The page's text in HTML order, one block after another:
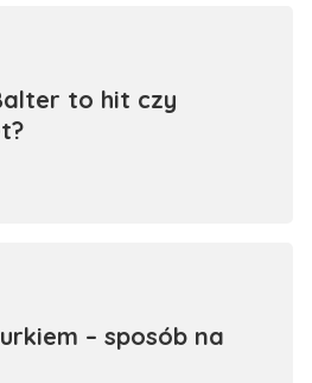
to hit czy
– sposób na